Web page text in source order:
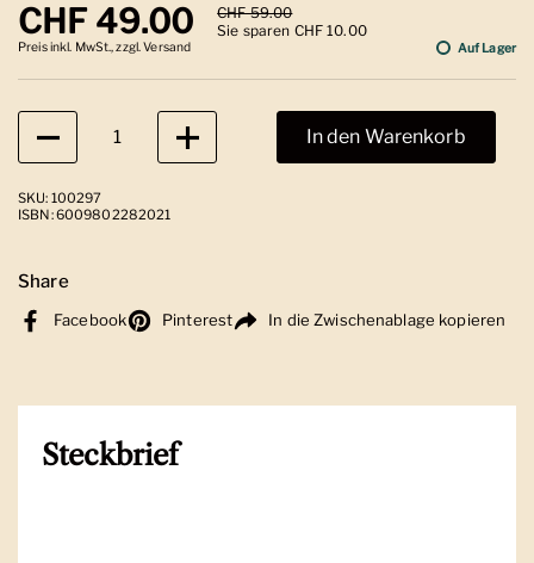
Regulärer Preis
CHF 49.00 Sale-Preis
CHF 59.00
Sie sparen CHF 10.00
Preis inkl. MwSt., zzgl. Versand Auf Lager
Anzahl
In den Warenkorb
SKU: 100297
ISBN: 6009802282021
Share
Facebook Pinterest In die Zwischenablage kopieren
Steckbrief